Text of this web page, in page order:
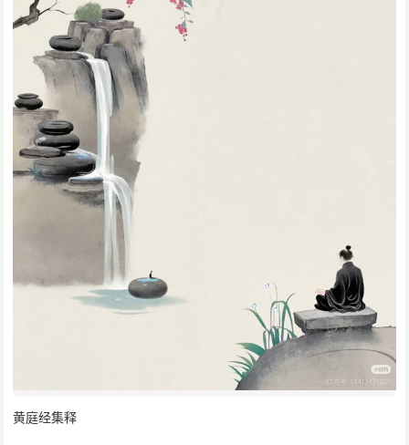
黄庭经集释